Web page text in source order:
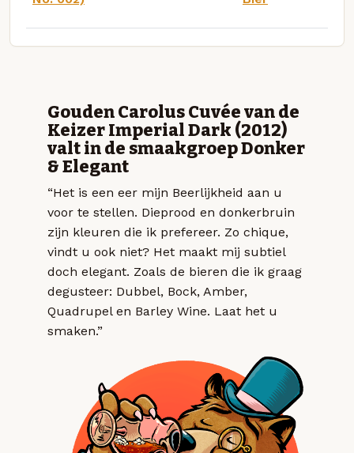
Gouden Carolus Cuvée van de
Keizer Imperial Dark (2012)
valt in de smaakgroep Donker
& Elegant
“Het is een eer mijn Beerlijkheid aan u
voor te stellen. Dieprood en donkerbruin
zijn kleuren die ik prefereer. Zo chique,
vindt u ook niet? Het maakt mij subtiel
doch elegant. Zoals de bieren die ik graag
degusteer: Dubbel, Bock, Amber,
Quadrupel en Barley Wine. Laat het u
smaken.”